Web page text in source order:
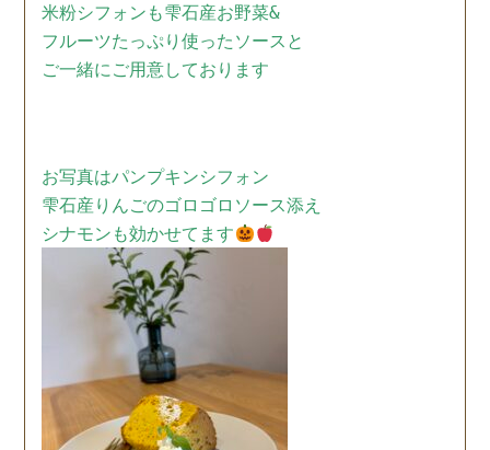
米粉シフォンも雫石産お野菜&
フルーツたっぷり使ったソースと
ご一緒にご用意しております
お写真はパンプキンシフォン
雫石産りんごのゴロゴロソース添え
シナモンも効かせてます